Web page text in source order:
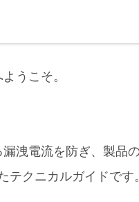
うこそ。
洩電流を防ぎ、製品
クニカルガイドです。